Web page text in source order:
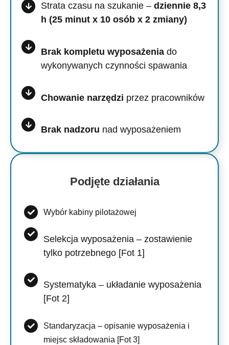
Strata czasu na szukanie – dziennie 8,3
h (25 minut x 10 osób x 2 zmiany)
Brak kompletu wyposażenia do
wykonywanych czynności spawania
Chowanie narzędzi przez pracowników
Brak nadzoru nad wyposażeniem
Podjęte działania
Wybór kabiny pilotażowej
Selekcja wyposażenia – zostawienie
tylko potrzebnego [Fot 1]
Systematyka – układanie wyposażenia
[Fot 2]
Standaryzacja – opisanie wyposażenia i
miejsc składowania [Fot 3]